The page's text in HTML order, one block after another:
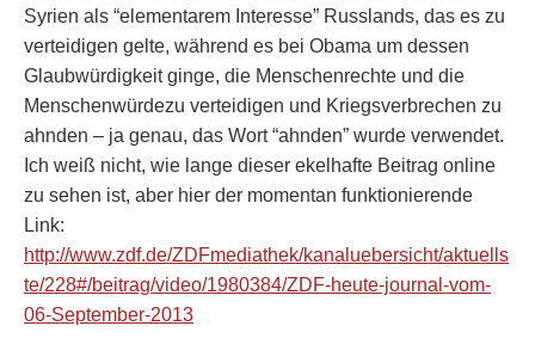
Syrien als “elementarem Interesse” Russlands, das es zu
verteidigen gelte, während es bei Obama um dessen
Glaubwürdigkeit ginge, die Menschenrechte und die
Menschenwürdezu verteidigen und Kriegsverbrechen zu
ahnden – ja genau, das Wort “ahnden” wurde verwendet.
Ich weiß nicht, wie lange dieser ekelhafte Beitrag online
zu sehen ist, aber hier der momentan funktionierende
Link:
http://www.zdf.de/ZDFmediathek/kanaluebersicht/aktuells
te/228#/beitrag/video/1980384/ZDF-heute-journal-vom-
06-September-2013